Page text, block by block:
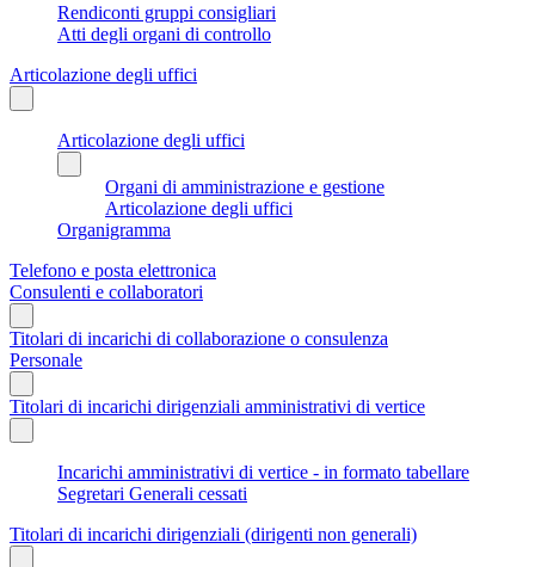
Rendiconti gruppi consigliari
Atti degli organi di controllo
Articolazione degli uffici
Articolazione degli uffici
Organi di amministrazione e gestione
Articolazione degli uffici
Organigramma
Telefono e posta elettronica
Consulenti e collaboratori
Titolari di incarichi di collaborazione o consulenza
Personale
Titolari di incarichi dirigenziali amministrativi di vertice
Incarichi amministrativi di vertice - in formato tabellare
Segretari Generali cessati
Titolari di incarichi dirigenziali (dirigenti non generali)